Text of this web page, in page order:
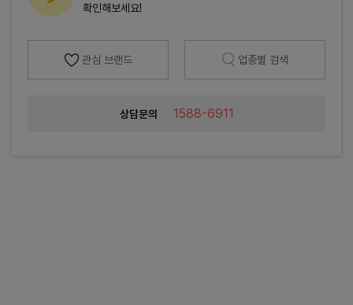
확인해보세요!
관심 브랜드 업종별 검색
상담문의 1588-6911